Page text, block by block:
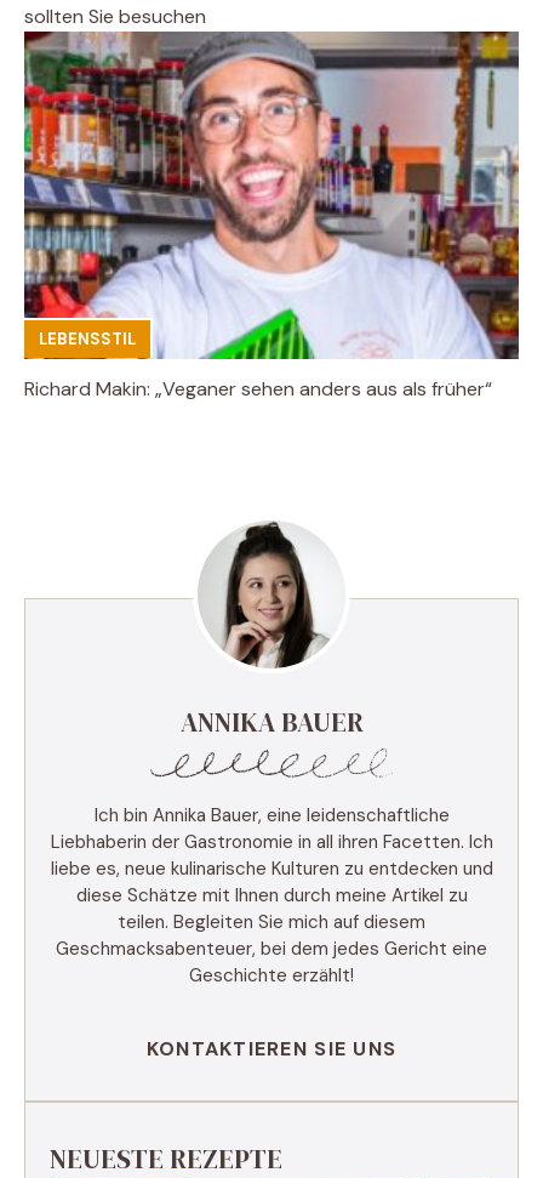
sollten Sie besuchen
LEBENSSTIL
Richard Makin: „Veganer sehen anders aus als früher“
ANNIKA BAUER
Ich bin Annika Bauer, eine leidenschaftliche
Liebhaberin der Gastronomie in all ihren Facetten. Ich
liebe es, neue kulinarische Kulturen zu entdecken und
diese Schätze mit Ihnen durch meine Artikel zu
teilen. Begleiten Sie mich auf diesem
Geschmacksabenteuer, bei dem jedes Gericht eine
Geschichte erzählt!
KONTAKTIEREN SIE UNS
NEUESTE REZEPTE